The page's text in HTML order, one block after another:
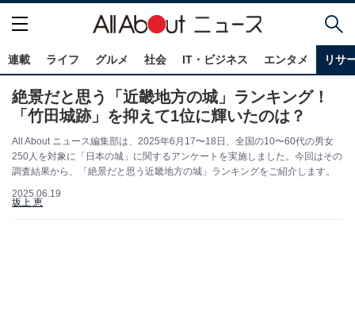
連載 ライフ グルメ 社会 IT・ビジネス エンタメ リサ
絶景だと思う「近畿地方の城」ランキング！
「竹田城跡」を抑えて1位に輝いたのは？
All About ニュース編集部は、2025年6月17〜18日、全国の10〜60代の男女
250人を対象に「日本の城」に関するアンケートを実施しました。今回はその
調査結果から、「絶景だと思う近畿地方の城」ランキングをご紹介します。
2025.06.19
坂上 恵